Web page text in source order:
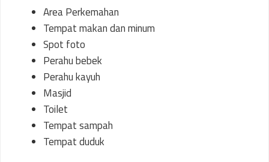
Area Perkemahan
Tempat makan dan minum
Spot foto
Perahu bebek
Perahu kayuh
Masjid
Toilet
Tempat sampah
Tempat duduk